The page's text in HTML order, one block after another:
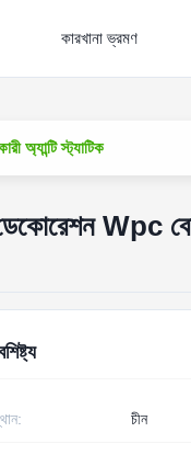
কারখানা ভ্রমণ
অ্যান্টি স্ট্যাটিক
Wpc
চীন